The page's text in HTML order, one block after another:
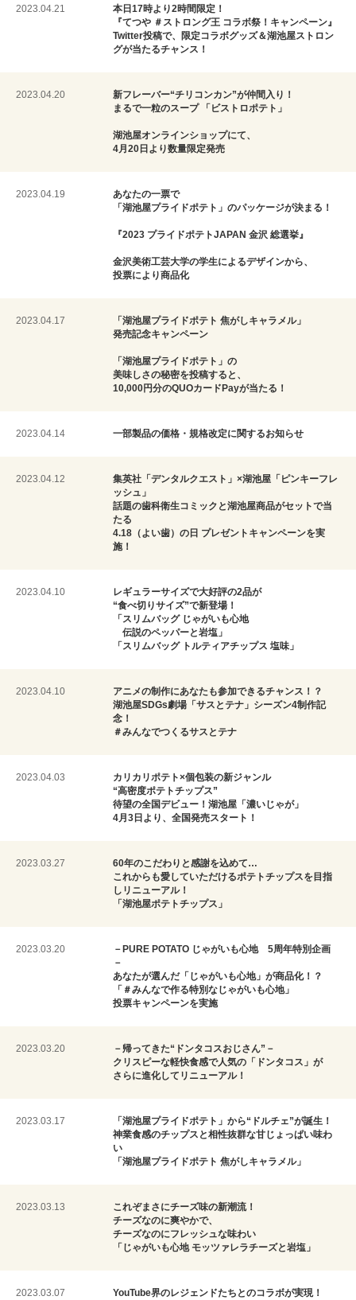
2023.04.21
本日17時より2時間限定！
『てつや ＃ストロング王 コラボ祭！キャンペーン』
Twitter投稿で、限定コラボグッズ＆湖池屋ストロン
グが当たるチャンス！
2023.04.20
新フレーバー“チリコンカン”が仲間入り！
まるで一粒のスープ 「ビストロポテト」
湖池屋オンラインショップにて、
4月20日より数量限定発売
2023.04.19
あなたの一票で
「湖池屋プライドポテト」のパッケージが決まる！
『2023 プライドポテトJAPAN 金沢 総選挙』
金沢美術工芸大学の学生によるデザインから、
投票により商品化
2023.04.17
「湖池屋プライドポテト 焦がしキャラメル」
発売記念キャンペーン
「湖池屋プライドポテト」の
美味しさの秘密を投稿すると、
10,000円分のQUOカードPayが当たる！
2023.04.14 一部製品の価格・規格改定に関するお知らせ
2023.04.12
集英社「デンタルクエスト」×湖池屋「ピンキーフレ
ッシュ」
話題の歯科衛生コミックと湖池屋商品がセットで当
たる
4.18（よい歯）の日 プレゼントキャンペーンを実
施！
2023.04.10
レギュラーサイズで大好評の2品が
“食べ切りサイズ”で新登場！
「スリムバッグ じゃがいも心地
伝説のペッパーと岩塩」
「スリムバッグ トルティアチップス 塩味」
2023.04.10
アニメの制作にあなたも参加できるチャンス！？
湖池屋SDGs劇場「サスとテナ」シーズン4制作記
念！
＃みんなでつくるサスとテナ
2023.04.03
カリカリポテト×個包装の新ジャンル
“高密度ポテトチップス”
待望の全国デビュー！湖池屋「濃いじゃが」
4月3日より、全国発売スタート！
2023.03.27
60年のこだわりと感謝を込めて…
これからも愛していただけるポテトチップスを目指
しリニューアル！
「湖池屋ポテトチップス」
2023.03.20
－PURE POTATO じゃがいも心地 5周年特別企画
－
あなたが選んだ「じゃがいも心地」が商品化！？
「＃みんなで作る特別なじゃがいも心地」
投票キャンペーンを実施
2023.03.20
－帰ってきた“ドンタコスおじさん”－
クリスピーな軽快食感で人気の「ドンタコス」が
さらに進化してリニューアル！
2023.03.17
「湖池屋プライドポテト」から“ドルチェ”が誕生！
神業食感のチップスと相性抜群な甘じょっぱい味わ
い
「湖池屋プライドポテト 焦がしキャラメル」
2023.03.13
これぞまさにチーズ味の新潮流！
チーズなのに爽やかで、
チーズなのにフレッシュな味わい
「じゃがいも心地 モッツァレラチーズと岩塩」
2023.03.07
YouTube界のレジェンドたちとのコラボが実現！